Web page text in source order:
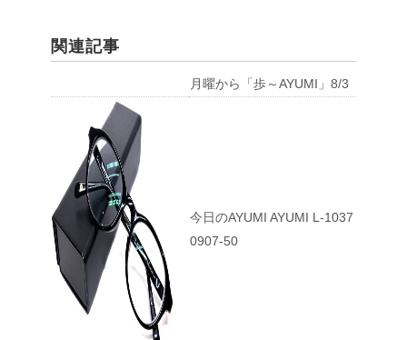
関連記事
月曜から「歩～AYUMI」8/3
今日のAYUMI AYUMI L-1037
0907-50